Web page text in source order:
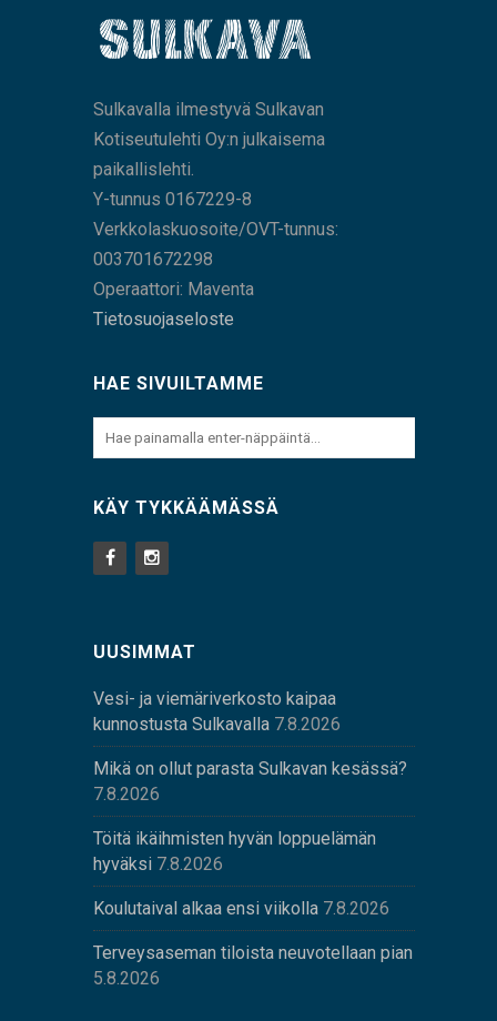
Sulkavalla ilmestyvä Sulkavan
Kotiseutulehti Oy:n julkaisema
paikallislehti.
Y-tunnus 0167229-8
Verkkolaskuosoite/OVT-tunnus:
003701672298
Operaattori: Maventa
Tietosuojaseloste
HAE SIVUILTAMME
KÄY TYKKÄÄMÄSSÄ
UUSIMMAT
Vesi- ja viemäriverkosto kaipaa
kunnostusta Sulkavalla 7.8.2026
Mikä on ollut parasta Sulkavan kesässä?
7.8.2026
Töitä ikäihmisten hyvän loppuelämän
hyväksi 7.8.2026
Koulutaival alkaa ensi viikolla 7.8.2026
Terveysaseman tiloista neuvotellaan pian
5.8.2026